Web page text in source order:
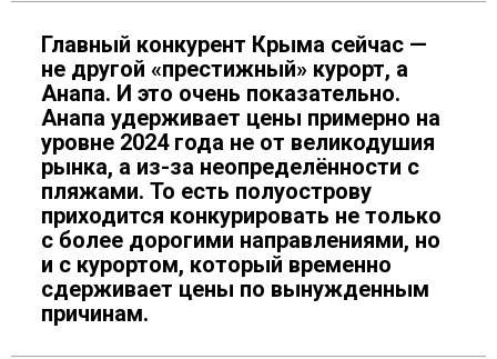
Главный конкурент Крыма сейчас —
не другой «престижный» курорт, а
Анапа. И это очень показательно.
Анапа удерживает цены примерно на
уровне 2024 года не от великодушия
рынка, а из-за неопределённости с
пляжами. То есть полуострову
приходится конкурировать не только
с более дорогими направлениями, но
и с курортом, который временно
сдерживает цены по вынужденным
причинам.